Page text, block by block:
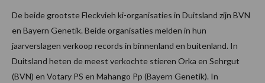
De beide grootste Fleckvieh ki-organisaties in Duitsland zijn BVN
en Bayern Genetik. Beide organisaties melden in hun
jaarverslagen verkoop records in binnenland en buitenland. In
Duitsland heten de meest verkochte stieren Orka en Sehrgut
(BVN) en Votary PS en Mahango Pp (Bayern Genetik). In